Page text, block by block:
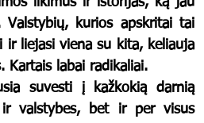
Valstybių, kurios apskritai tai
ir liejasi viena su kita, keliauja
Kartais labai radikaliai.
ir valstybes, bet ir per visus